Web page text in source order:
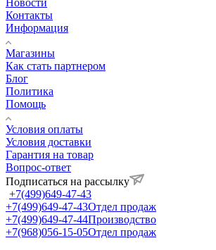
Контакты
Информация
Магазины
Как стать партнером
Блог
Политика
Помощь
Условия оплаты
Условия доставки
Гарантия на товар
Вопрос-ответ
Подписаться на рассылку
+7(499)649-47-43
+7(499)649-47-43Отдел продаж
+7(499)649-47-44Производство
+7(968)056-15-05Отдел продаж